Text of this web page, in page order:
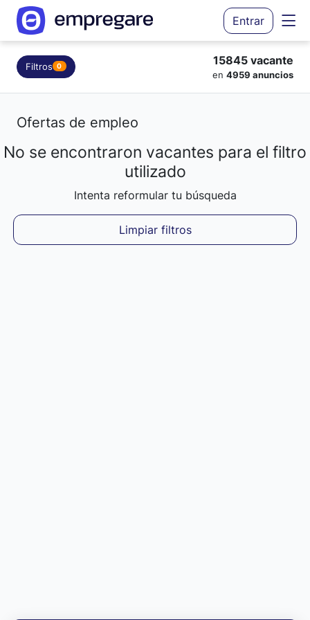
Entrar
Filtros 0 15845 vacante
en 4959 anuncios
Ofertas de empleo
Cargando resultados...
No se encontraron vacantes para el filtro
utilizado
Intenta reformular tu búsqueda
Limpiar filtros